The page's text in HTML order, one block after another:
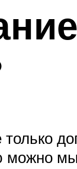
только
можно